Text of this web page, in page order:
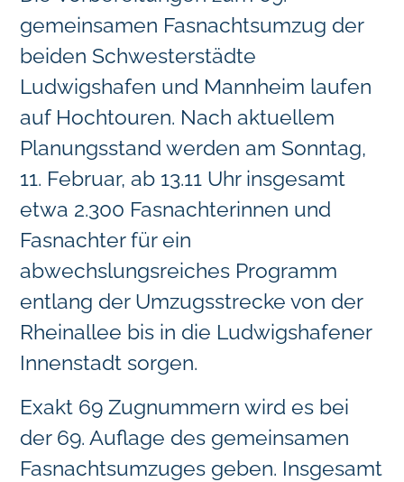
gemeinsamen Fasnachtsumzug der
beiden Schwesterstädte
Ludwigshafen und Mannheim laufen
auf Hochtouren. Nach aktuellem
Planungsstand werden am Sonntag,
11. Februar, ab 13.11 Uhr insgesamt
etwa 2.300 Fasnachterinnen und
Fasnachter für ein
abwechslungsreiches Programm
entlang der Umzugsstrecke von der
Rheinallee bis in die Ludwigshafener
Innenstadt sorgen.
Exakt 69 Zugnummern wird es bei
der 69. Auflage des gemeinsamen
Fasnachtsumzuges geben. Insgesamt